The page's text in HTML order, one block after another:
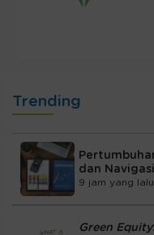
Trending
dan
9 jam yang lalu
Green Equity